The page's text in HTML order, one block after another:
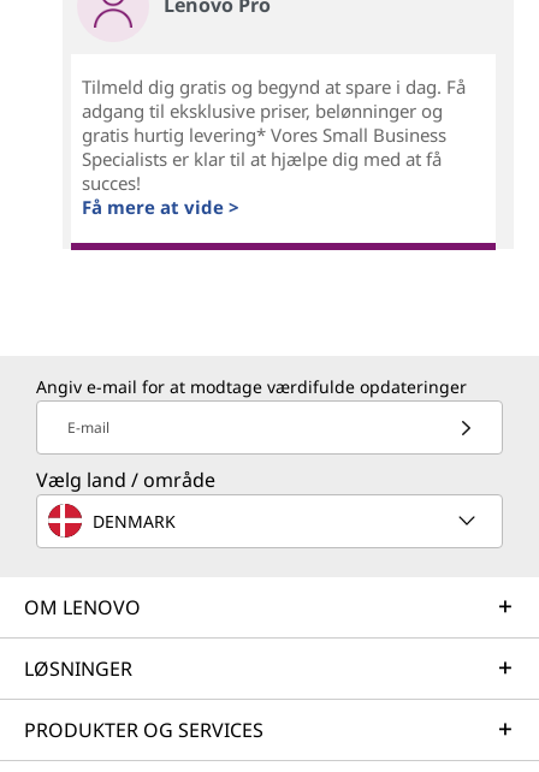
Tilmeld dig gratis og begynd at spare i dag. Få
adgang til eksklusive priser, belønninger og
gratis hurtig levering* Vores Small Business
Specialists er klar til at hjælpe dig med at få
succes!
Få mere at vide >
Angiv e-mail for at modtage værdifulde opdateringer
E-mail
Vælg land / område
DENMARK
OM LENOVO
LØSNINGER
PRODUKTER OG SERVICES